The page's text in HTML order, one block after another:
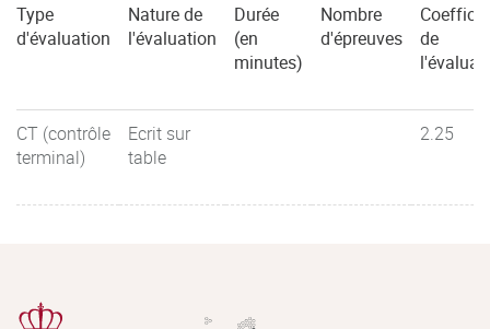
Type
d'évaluation
Nature de
l'évaluation
Durée
(en
minutes)
Nombre
d'épreuves
de
CT (contrôle
terminal)
Ecrit sur
table
2.25